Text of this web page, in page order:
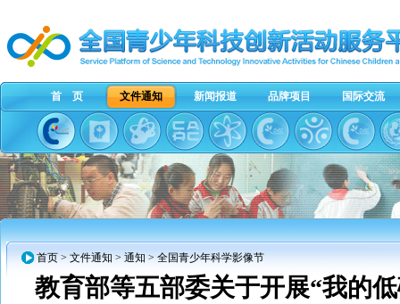
首 页 文件通知 新闻报道 品牌项目 国际交流
首页 > 文件通知 > 通知 > 全国青少年科学影像节
教育部等五部委关于开展“我的